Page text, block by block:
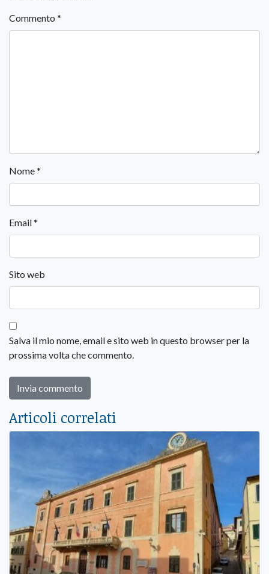
Commento *
Nome*
Email*
Sito web
Salva il mio nome, email e sito web in questo browser per la
prossima volta che commento.
Articoli correlati